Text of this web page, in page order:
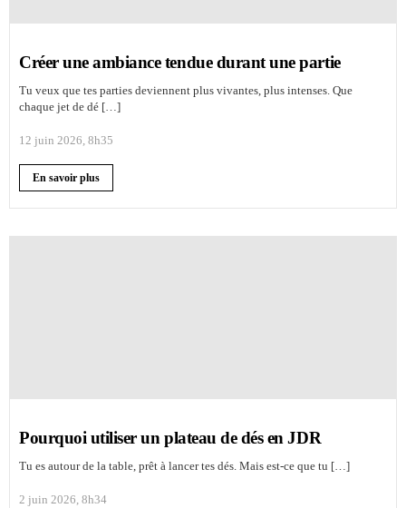
Créer une ambiance tendue durant une partie
Tu veux que tes parties deviennent plus vivantes, plus intenses. Que
chaque jet de dé […]
12 juin 2026, 8h35
En savoir plus
Pourquoi utiliser un plateau de dés en JDR
Tu es autour de la table, prêt à lancer tes dés. Mais est-ce que tu […]
2 juin 2026, 8h34